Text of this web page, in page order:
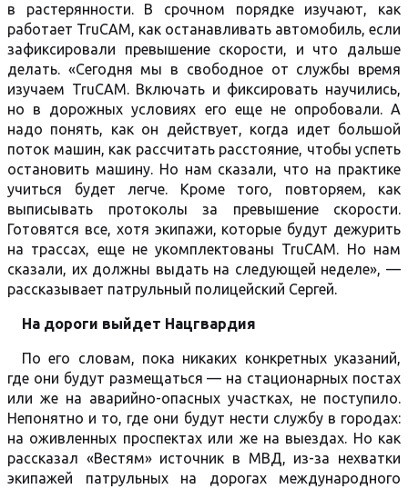
в растерянности. В срочном порядке изучают, как
работает TruCAM, как останавливать автомобиль, если
зафиксировали превышение скорости, и что дальше
делать. «Сегодня мы в свободное от службы время
изучаем TruCAM. Включать и фиксировать научились,
но в дорожных условиях его еще не опробовали. А
надо понять, как он действует, когда идет большой
поток машин, как рассчитать расстояние, чтобы успеть
остановить машину. Но нам сказали, что на практике
учиться будет легче. Кроме того, повторяем, как
выписывать протоколы за превышение скорости.
Готовятся все, хотя экипажи, которые будут дежурить
на трассах, еще не укомплектованы TruCAM. Но нам
сказали, их должны выдать на следующей неделе», —
рассказывает патрульный полицейский Сергей.
На дороги выйдет Нацгвардия
По его словам, пока никаких конкретных указаний,
где они будут размещаться — на стационарных постах
или же на аварийно-опасных участках, не поступило.
Непонятно и то, где они будут нести службу в городах:
на оживленных проспектах или же на выездах. Но как
рассказал «Вестям» источник в МВД, из-за нехватки
экипажей патрульных на дорогах международного